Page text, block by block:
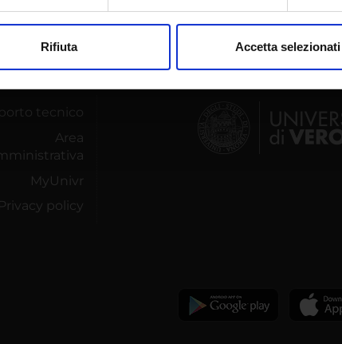
o ritirare il tuo consenso in qualsiasi momento dalla
raccolto dal tuo utilizzo dei loro servizi.
Rifiuta Accetta selezionati
tecnico
Area
MyUnivr
Privacy policy